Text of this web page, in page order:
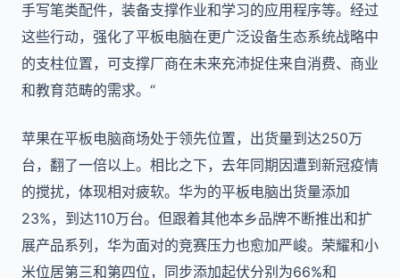
手写笔类配件，装备支撑作业和学习的应用程序等。经过
这些行动，强化了平板电脑在更广泛设备生态系统战略中
的支柱位置，可支撑厂商在未来充沛捉住来自消费、商业
和教育范畴的需求。“
苹果在平板电脑商场处于领先位置，出货量到达250万
台，翻了一倍以上。相比之下，去年同期因遭到新冠疫情
的搅扰，体现相对疲软。华为的平板电脑出货量添加
23%，到达110万台。但跟着其他本乡品牌不断推出和扩
展产品系列，华为面对的竞赛压力也愈加严峻。荣耀和小
米位居第三和第四位，同步添加起伏分别为66%和